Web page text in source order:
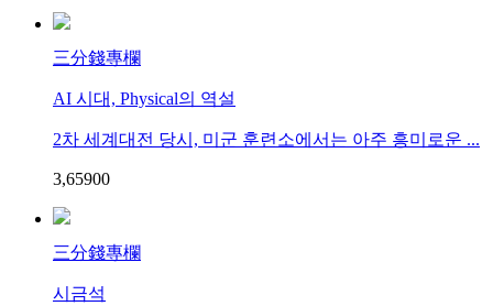
三分錢專欄
AI 시대, Physical의 역설
2차 세계대전 당시, 미군 훈련소에서는 아주 흥미로운 ...
3,65900
三分錢專欄
시금석